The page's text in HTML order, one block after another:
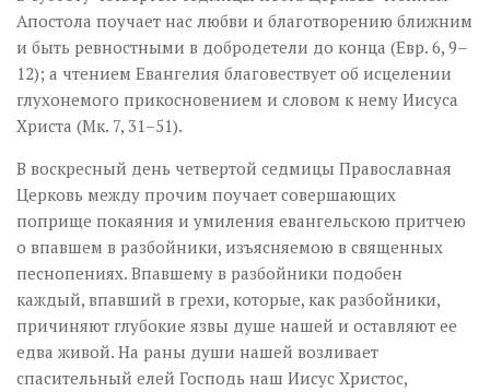
Апостола поучает нас любви и благотворению ближним
и быть ревностными в добродетели до конца (Евр. 6, 9–
12); а чтением Евангелия благовествует об исцелении
глухонемого прикосновением и словом к нему Иисуса
Христа (Мк. 7, 31–51).
В воскресный день четвертой седмицы Православная
Церковь между прочим поучает совершающих
поприще покаяния и умиления евангельскою притчею
о впавшем в разбойники, изъясняемою в священных
песнопениях. Впавшему в разбойники подобен
каждый, впавший в грехи, которые, как разбойники,
причиняют глубокие язвы душе нашей и оставляют ее
едва живой. На раны души нашей возливает
спасительный елей Господь наш Иисус Христос,